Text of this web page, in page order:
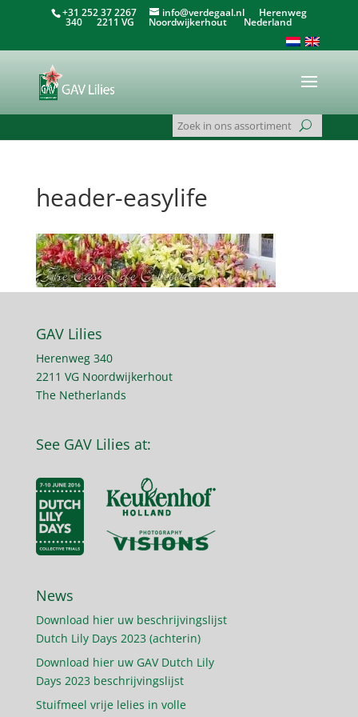
+31 252 37 2267 info@verdegaal.nlHerenweg
340 2211 VG Noordwijkerhout Nederland
header-easylife
GAV Lilies
Herenweg 340
2211 VG Noordwijkerhout
The Netherlands
See GAV Lilies at:
News
Download hier uw beschrijvingslijst
Dutch Lily Days 2023 (achterin)
Download hier uw GAV Dutch Lily
Days 2023 beschrijvingslijst
Stuifmeel vrije lelies in volle